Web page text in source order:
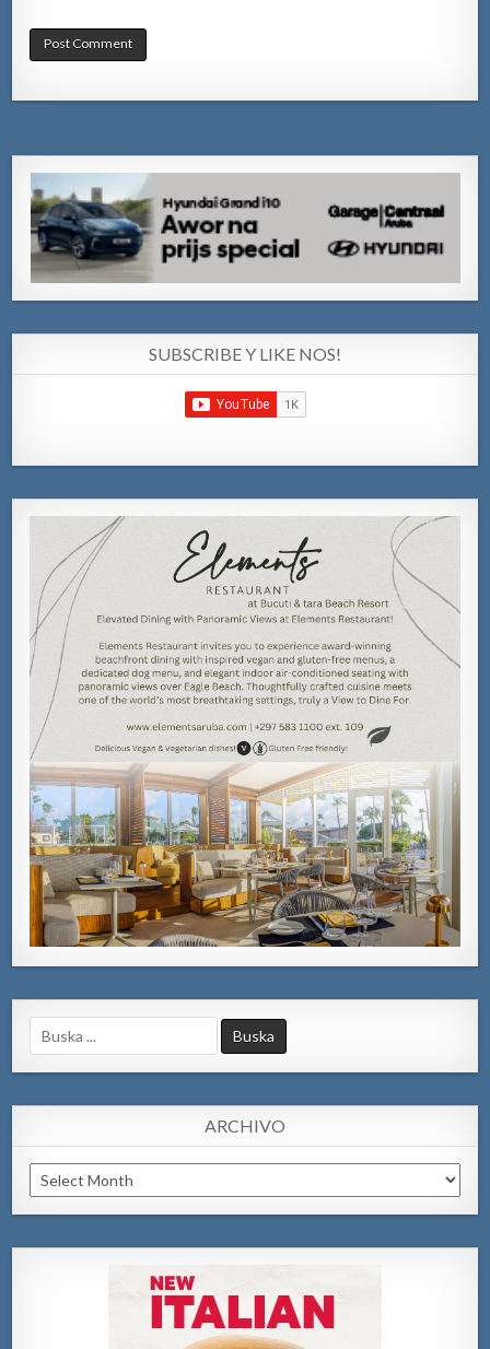
SUBSCRIBE Y LIKE NOS!
Search
for:
ARCHIVO
Archivo